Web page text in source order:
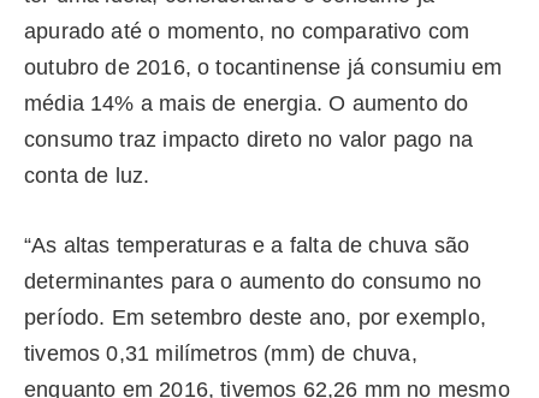
apurado até o momento, no comparativo com
outubro de 2016, o tocantinense já consumiu em
média 14% a mais de energia. O aumento do
consumo traz impacto direto no valor pago na
conta de luz.
“As altas temperaturas e a falta de chuva são
determinantes para o aumento do consumo no
período. Em setembro deste ano, por exemplo,
tivemos 0,31 milímetros (mm) de chuva,
enquanto em 2016, tivemos 62,26 mm no mesmo